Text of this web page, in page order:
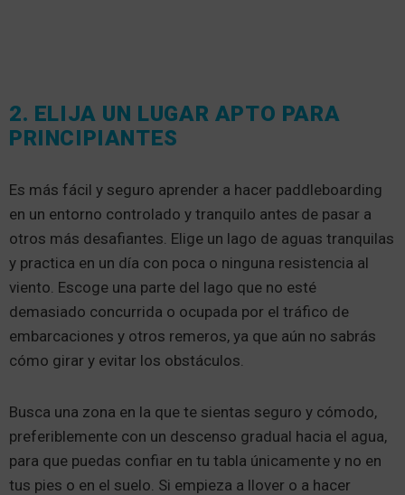
2. ELIJA UN LUGAR APTO PARA
PRINCIPIANTES
Es más fácil y seguro aprender a hacer paddleboarding
en un entorno controlado y tranquilo antes de pasar a
otros más desafiantes. Elige un lago de aguas tranquilas
y practica en un día con poca o ninguna resistencia al
viento. Escoge una parte del lago que no esté
demasiado concurrida o ocupada por el tráfico de
embarcaciones y otros remeros, ya que aún no sabrás
cómo girar y evitar los obstáculos.
Busca una zona en la que te sientas seguro y cómodo,
preferiblemente con un descenso gradual hacia el agua,
para que puedas confiar en tu tabla únicamente y no en
tus pies o en el suelo. Si empieza a llover o a hacer